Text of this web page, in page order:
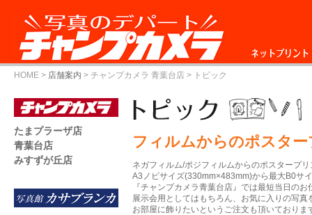
ネットプリント
HOME > 店舗案内 > チャンプカメラ 青葉台店 > トピック
フィルムからのポスタ
ネガフィルム/ポジフィルムからのポスタープ
A3ノビサイズ(330mm×483mm)から最大B0サ
『チャンプカメラ青葉台店』では最短当日の
展示会用としてはもちろん、お気に入りの写真
お部屋に飾りたいというご注文も頂いておりま
たまプラーザ店
青葉台店
みすずが丘店